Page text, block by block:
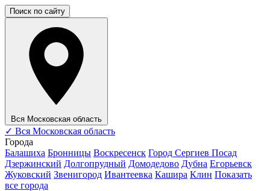
Поиск по сайту
Вся Московская область
✓ Вся Московская область
Города
Балашиха Бронницы Воскресенск Город Сергиев Посад
Дзержинский Долгопрудный Домодедово Дубна Егорьевск
Жуковский Звенигород Ивантеевка Кашира Клин Показать
все города